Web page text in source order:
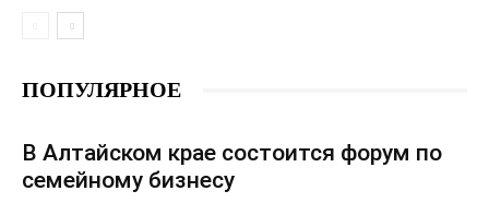
ПОПУЛЯРНОЕ
В Алтайском крае состоится форум по
семейному бизнесу